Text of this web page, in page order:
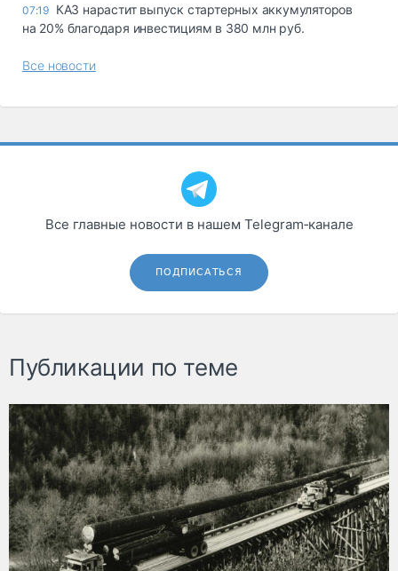
07:19 КАЗ нарастит выпуск стартерных аккумуляторов
на 20% благодаря инвестициям в 380 млн руб.
Все новости
Все главные новости в нашем Telegram‑канале
ПОДПИСАТЬСЯ
Публикации по теме